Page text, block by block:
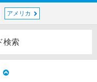
アメリカ
検索